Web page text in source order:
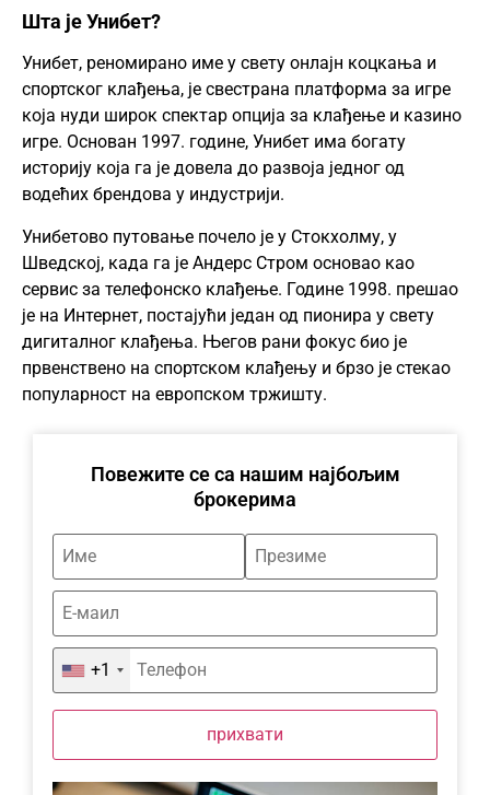
Шта је Унибет?
Унибет, реномирано име у свету онлајн коцкања и
спортског клађења, је свестрана платформа за игре
која нуди широк спектар опција за клађење и казино
игре. Основан 1997. године, Унибет има богату
историју која га је довела до развоја једног од
водећих брендова у индустрији.
Унибетово путовање почело је у Стокхолму, у
Шведској, када га је Андерс Стром основао као
сервис за телефонско клађење. Године 1998. прешао
је на Интернет, постајући један од пионира у свету
дигиталног клађења. Његов рани фокус био је
првенствено на спортском клађењу и брзо је стекао
популарност на европском тржишту.
Повежите се са нашим најбољим
брокерима
+1
прихвати